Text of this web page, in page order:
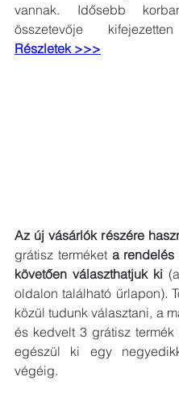
vannak. Idősebb
Részletek >>>
Az új vásárlók részére
grátisz terméket a rendelés
követően választhatjuk ki
oldalon található űrlapon).
közül tudunk választani, a
és kedvelt 3 grátisz termék
egészül ki egy
végéig.